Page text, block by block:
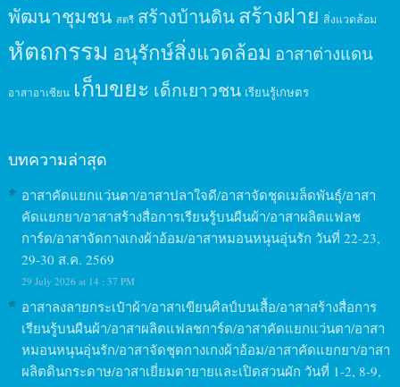
พัฒนาชุมชน สตรี สร้างบ้านดินสร้างฝาย สิ่งแวดล้อม
หัตถกรรม อนุรักษ์สิ่งแวดล้อม อาสาต่างแดน
อาสาอาเซียน เก็บขยะ เด็กเยาวชน เรียนรู้เกษตร
บทความล่าสุด
อาสาคัดแยกแว่นตา/อาสาปลาใจดี/อาสาจัดชุดเมล็ดพันธุ์/อาสา
คัดแยกยา/อาสาสร้างสื่อการเรียนรู้บนผืนผ้า/อาสาผลิตแฟลช
การ์ด/อาสาจัดกางเกงผ้าอ้อม/อาสาหมอนหนุนอุ่นรัก วันที่ 22-23,
29-30 ส.ค. 2569
29 July 2026 at 14 : 37 PM
อาสาลงลายกระเป๋าผ้า/อาสาเขียนศิลป์บนเสื้อ/อาสาสร้างสื่อการ
เรียนรู้บนผืนผ้า/อาสาผลิตแฟลชการ์ด/อาสาคัดแยกแว่นตา/อาสา
หมอนหนุนอุ่นรัก/อาสาจัดชุดกางเกงผ้าอ้อม/อาสาคัดแยกยา/อาสา
ผลิตดินกระดาษ/อาสาเยี่ยมตายายและเปิดสวนผัก วันที่ 1-2, 8-9,